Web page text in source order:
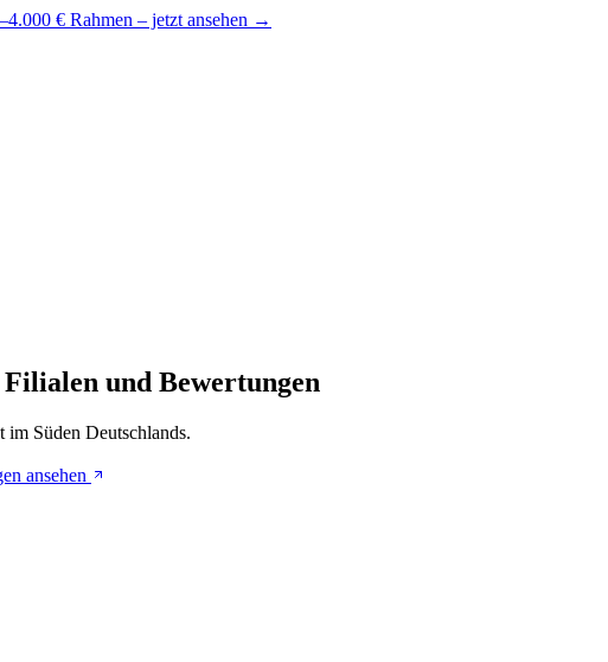
€ Rahmen – jetzt ansehen →
und Bewertungen
Süden Deutschlands.
ansehen